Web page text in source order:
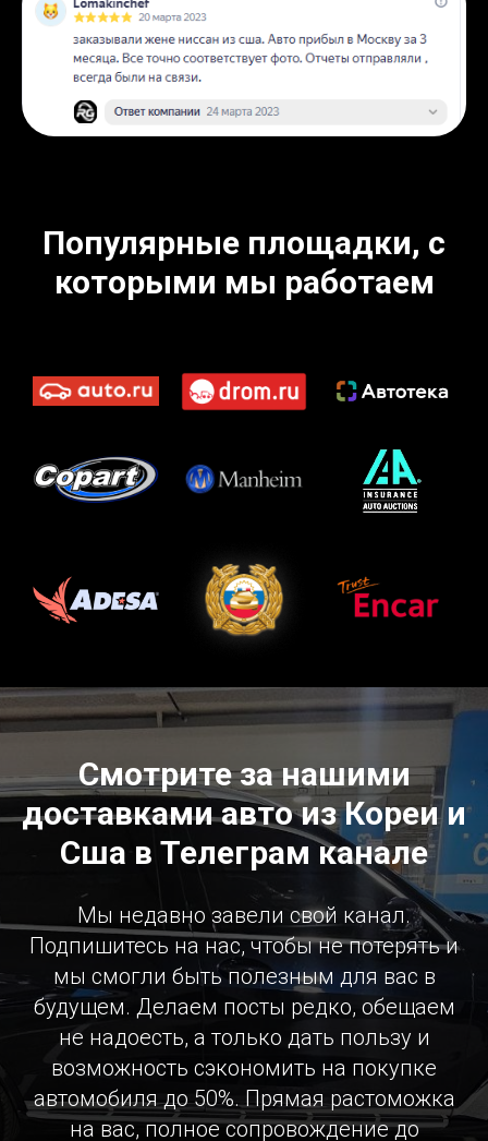
Популярные площадки, с
которыми мы работаем
Смотрите за нашими
доставками авто из Кореи и
Сша в Телеграм канале
Мы недавно завели свой канал.
Подпишитесь на нас, чтобы не потерять и
мы смогли быть полезным для вас в
будущем. Делаем посты редко, обещаем
не надоесть, а только дать пользу и
возможность сэкономить на покупке
автомобиля до 50%. Прямая растоможка
на вас, полное сопровождение до